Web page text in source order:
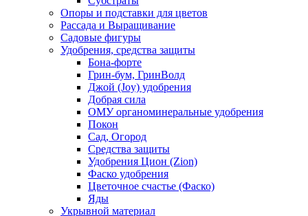
Опоры и подставки для цветов
Рассада и Выращивание
Садовые фигуры
Удобрения, средства защиты
Бона-форте
Грин-бум, ГринВолд
Джой (Joy) удобрения
Добрая сила
ОМУ органоминеральные удобрения
Покон
Сад, Огород
Средства защиты
Удобрения Цион (Zion)
Фаско удобрения
Цветочное счастье (Фаско)
Яды
Укрывной материал